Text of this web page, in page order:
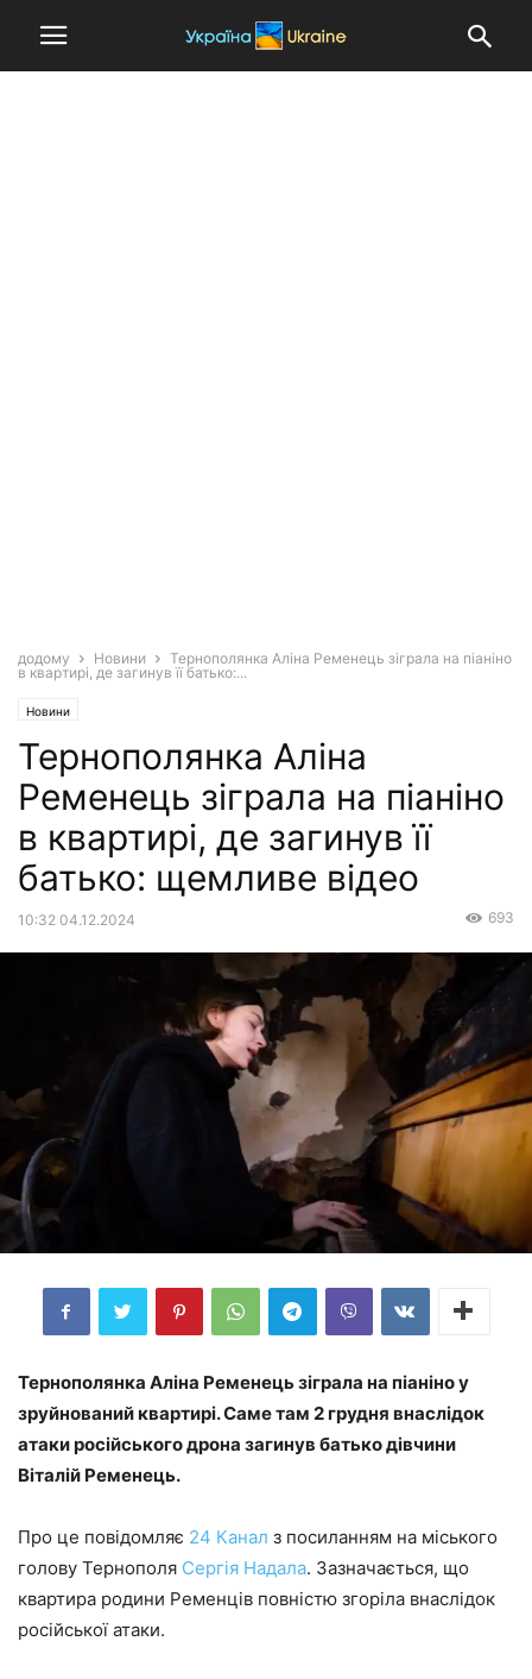
додому Новини
Тернополянка Аліна Ременець зіграла на піаніно
в квартирі, де загинув її батько:...
Новини
Тернополянка Аліна
Ременець зіграла на піаніно
в квартирі, де загинув її
батько: щемливе відео
10:32 04.12.2024 693
Тернополянка Аліна Ременець зіграла на піаніно у
зруйнований квартирі. Саме там 2 грудня внаслідок
атаки російського дрона загинув батько дівчини
Віталій Ременець.
Про це повідомляє 24 Канал з посиланням на міського
голову Тернополя Сергія Надала. Зазначається, що
квартира родини Ременців повністю згоріла внаслідок
російської атаки.